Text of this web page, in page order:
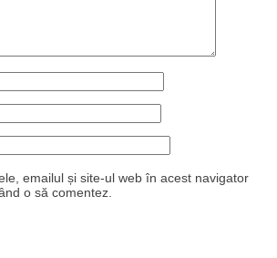
emailul și site-ul web în acest navigator
o să comentez.